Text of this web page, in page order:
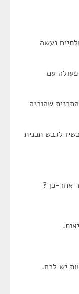
נעשה
פעולה עם
שהוכנה
לגבש תכנית
יש לכם.